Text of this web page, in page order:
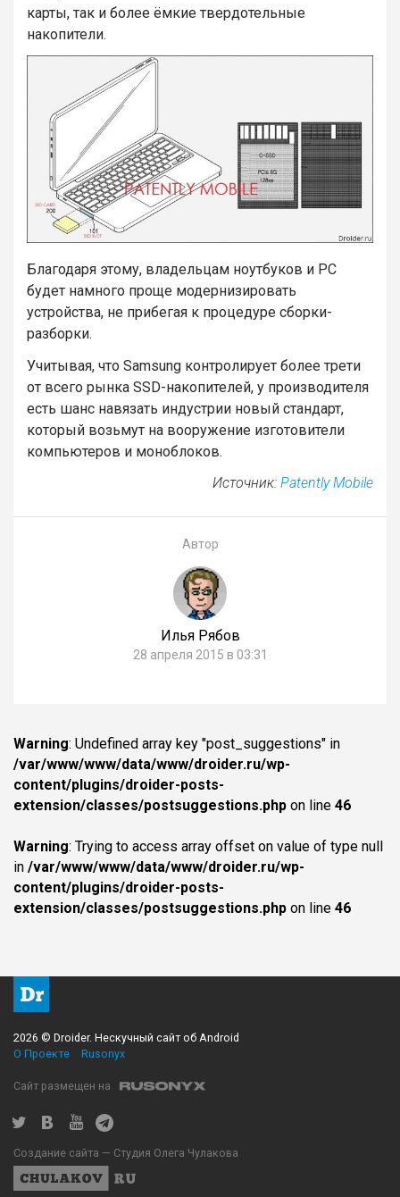
карты, так и более ёмкие твердотельные
накопители.
Благодаря этому, владельцам ноутбуков и PC
будет намного проще модернизировать
устройства, не прибегая к процедуре сборки-
разборки.
Учитывая, что Samsung контролирует более трети
от всего рынка SSD-накопителей, у производителя
есть шанс навязать индустрии новый стандарт,
который возьмут на вооружение изготовители
компьютеров и моноблоков.
Источник: Patently Mobile
Автор
Илья Рябов
28 апреля 2015 в 03:31
Warning: Undefined array key "post_suggestions" in
/var/www/www/data/www/droider.ru/wp-
content/plugins/droider-posts-
extension/classes/postsuggestions.php on line 46
Warning: Trying to access array offset on value of type null
in /var/www/www/data/www/droider.ru/wp-
content/plugins/droider-posts-
extension/classes/postsuggestions.php on line 46
2026 © Droider. Нескучный сайт об Android
О Проекте
Rusonyx
Сайт размещен на
Создание сайта — Студия Олега Чулакова